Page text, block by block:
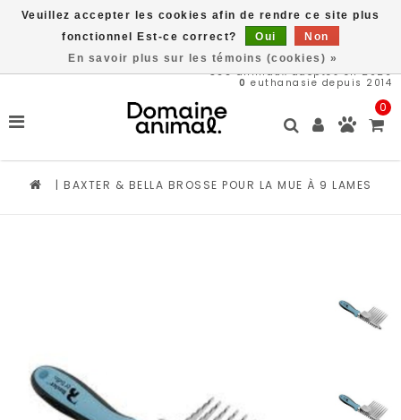
566animaux adoptés en 2026
0 euthanasie depuis 2014
0
| BAXTER & BELLA BROSSE POUR LA MUE À 9 LAMES
Veuillez accepter les cookies afin de rendre ce site plus
fonctionnel Est-ce correct?
Oui
Non
En savoir plus sur les témoins (cookies) »
Livraison gratuite à partir de 89$*